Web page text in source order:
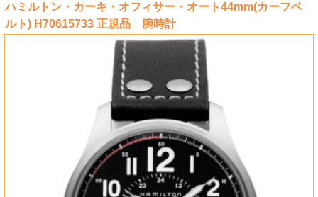
ハミルトン・カーキ・オフィサー・オート44mm(カーフベ
ルト) H70615733 正規品 腕時計